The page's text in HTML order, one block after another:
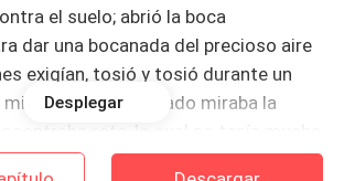
el suelo; abrió la boca
dar una bocanada del precioso aire
exigían, tosió y tosió durante un
mientras desorientado miraba la
rota, lo cual no tenía mucho
más de cerca lo tenía aún
Desplegar